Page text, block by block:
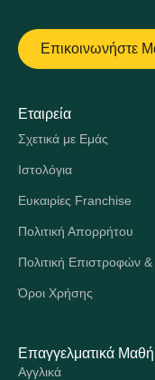
Επικοινωνήστε
Εταιρεία
Σχετικά με Εμάς
Ιστολόγια
Ευκαιρίες Franchise
Πολιτική Απορρήτου
Πολιτική Επιστροφών
Όροι Χρήσης
Επαγγελματικά
Αγγλικά